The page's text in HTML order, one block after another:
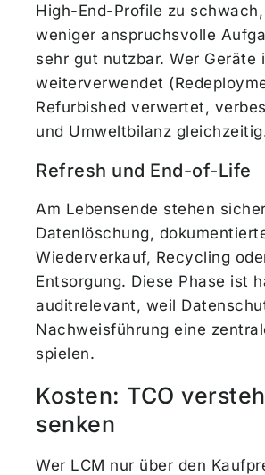
High-End-Profile zu
weniger anspruchsvolle
sehr gut nutzbar. Wer Geräte
weiterverwendet
Refurbished verwertet,
und Umweltbilanz
Refresh und End-of-Life
Am Lebensende stehen
Datenlöschung,
Wiederverkauf, Recycling
Entsorgung. Diese Phase ist
auditrelevant, weil
Nachweisführung eine
spielen.
Kosten: TCO
senken
Wer LCM nur über den